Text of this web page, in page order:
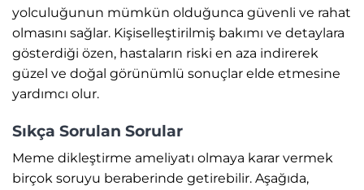
yolculuğunun mümkün olduğunca güvenli ve rahat
olmasını sağlar. Kişiselleştirilmiş bakımı ve detaylara
gösterdiği özen, hastaların riski en aza indirerek
güzel ve doğal görünümlü sonuçlar elde etmesine
yardımcı olur.
Sıkça Sorulan Sorular
Meme dikleştirme ameliyatı olmaya karar vermek
birçok soruyu beraberinde getirebilir. Aşağıda,